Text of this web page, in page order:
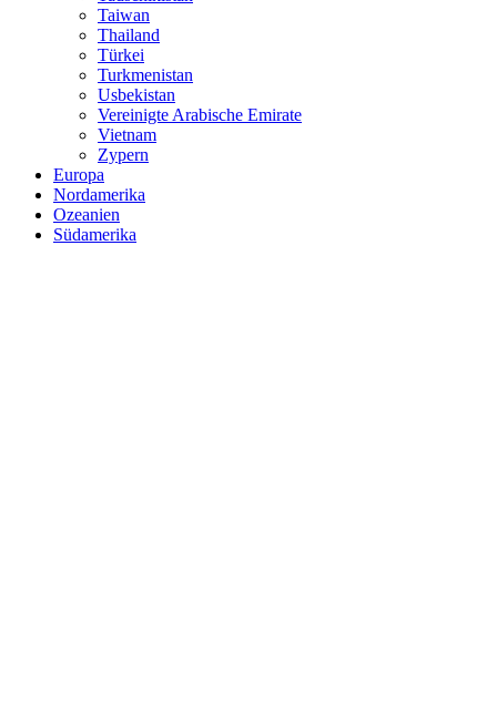
Taiwan
Thailand
Türkei
Turkmenistan
Usbekistan
Vereinigte Arabische Emirate
Vietnam
Zypern
Europa
Nordamerika
Ozeanien
Südamerika